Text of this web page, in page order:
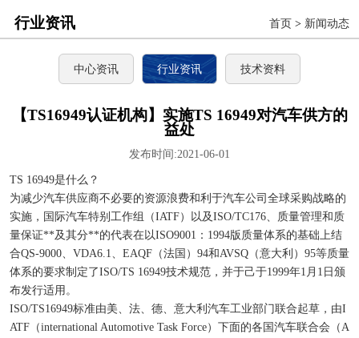
行业资讯 首页 > 新闻动态
中心资讯 行业资讯 技术资料
【TS16949认证机构】实施TS 16949对汽车供方的
益处
发布时间:2021-06-01
TS 16949是什么？
为减少汽车供应商不必要的资源浪费和利于汽车公司全球采购战略的
实施，国际汽车特别工作组（IATF）以及ISO/TC176、质量管理和质
量保证**及其分**的代表在以ISO9001：1994版质量体系的基础上结
合QS-9000、VDA6.1、EAQF（法国）94和AVSQ（意大利）95等质量
体系的要求制定了ISO/TS 16949技术规范，并于己于1999年1月1日颁
布发行适用。
ISO/TS16949标准由美、法、德、意大利汽车工业部门联合起草，由I
ATF（international Automotive Task Force）下面的各国汽车联合会（A
TS16949认证
CQC志愿产品认证
OHS18000